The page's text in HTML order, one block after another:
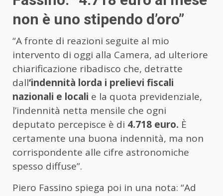
non è uno stipendo d’oro”
“A fronte di reazioni seguite al mio
intervento di oggi alla Camera, ad ulteriore
chiarificazione ribadisco che, detratte
dall‘indennità lorda i prelievi fiscali
nazionali e locali e la quota previdenziale,
l’indennità netta mensile che ogni
deputato percepisce è di 4.718 euro. È
certamente una buona indennità, ma non
corrispondente alle cifre astronomiche
spesso diffuse”.
Piero Fassino spiega poi in una nota: “Ad